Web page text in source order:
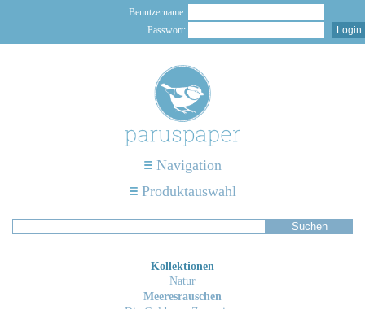
Benutzername:
Passwort:
Navigation
Produktauswahl
Kollektionen
Natur
Meeresrauschen